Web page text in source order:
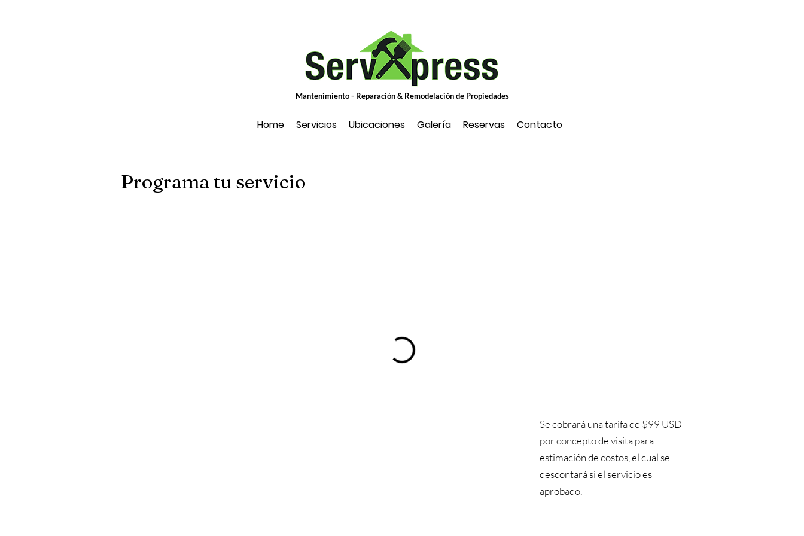
Mantenimiento - Reparación & Remodelación de Propiedades
Home Servicios Ubicaciones Galería Reservas Contacto
Programa tu servicio
Se cobrará una tarifa de $99 USD
por concepto de visita para
estimación de costos, el cual se
descontará si el servicio es
aprobado.